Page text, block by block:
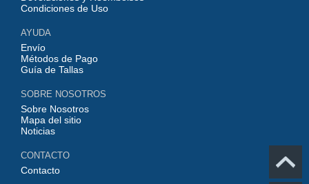
Condiciones de Uso
AYUDA
Envío
Métodos de Pago
Guía de Tallas
SOBRE NOSOTROS
Sobre Nosotros
Mapa del sitio
Noticias
CONTACTO
Contacto